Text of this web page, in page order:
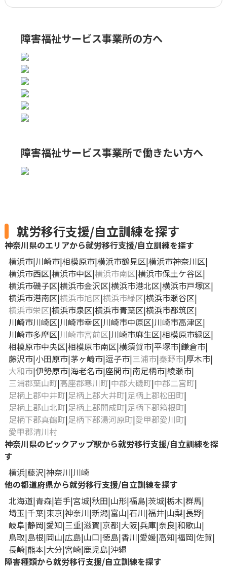
障害福祉サービス事業所の方へ
障害福祉サービス事業所で働きたい方へ
就労移行支援/自立訓練を探す
神奈川県のエリアから就労移行支援/自立訓練を探す
横浜市 川崎市 相模原市 横浜市鶴見区 横浜市神奈川区
横浜市西区 横浜市中区 横浜市南区 横浜市保土ケ谷区
横浜市磯子区 横浜市金沢区 横浜市港北区 横浜市戸塚区
横浜市港南区 横浜市旭区 横浜市緑区 横浜市瀬谷区
横浜市栄区 横浜市泉区 横浜市青葉区 横浜市都筑区
川崎市川崎区 川崎市幸区 川崎市中原区 川崎市高津区
川崎市多摩区 川崎市宮前区 川崎市麻生区 相模原市緑区
相模原市中央区 相模原市南区 横須賀市 平塚市 鎌倉市
藤沢市 小田原市 茅ヶ崎市 逗子市 三浦市 秦野市 厚木市
大和市 伊勢原市 海老名市 座間市 南足柄市 綾瀬市
三浦郡葉山町 高座郡寒川町 中郡大磯町 中郡二宮町
足柄上郡中井町 足柄上郡大井町 足柄上郡松田町
足柄上郡山北町 足柄上郡開成町 足柄下郡箱根町
足柄下郡真鶴町 足柄下郡湯河原町 愛甲郡愛川町
愛甲郡清川村
神奈川県のピックアップ駅から就労移行支援/自立訓練を探
す
横浜 藤沢 神奈川 川崎
他の都道府県から就労移行支援/自立訓練を探す
北海道 青森 岩手 宮城 秋田 山形 福島 茨城 栃木 群馬
埼玉 千葉 東京 神奈川 新潟 富山 石川 福井 山梨 長野
岐阜 静岡 愛知 三重 滋賀 京都 大阪 兵庫 奈良 和歌山
鳥取 島根 岡山 広島 山口 徳島 香川 愛媛 高知 福岡 佐賀
長崎 熊本 大分 宮崎 鹿児島 沖縄
障害種類から就労移行支援/自立訓練を探す